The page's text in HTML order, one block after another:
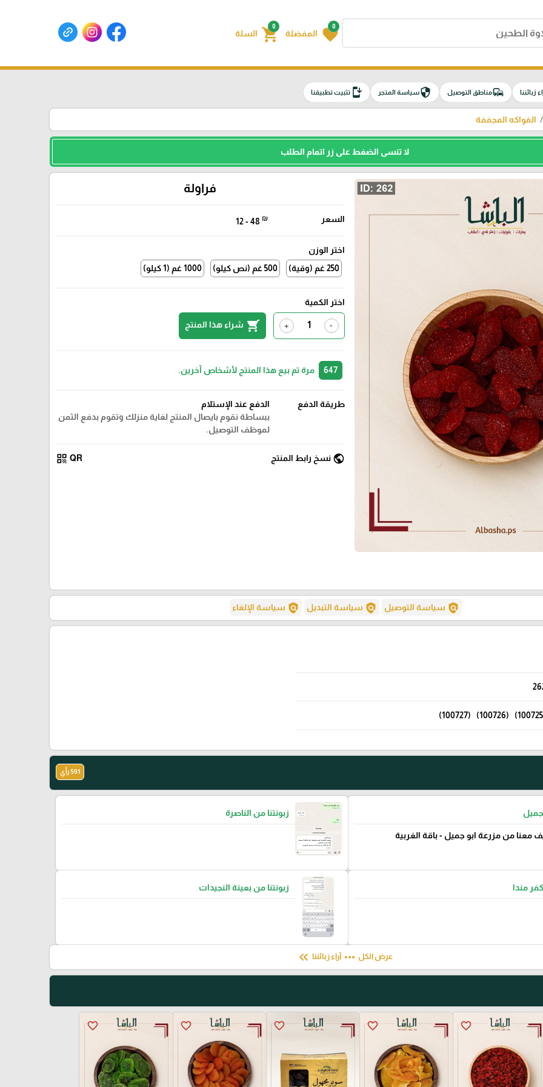
0
favorite المفضلة
0
shopping_cart السلة
زبائننا commuteمناطق التوصيل securityسياسة المتجر install_mobileتثبيت تطبيقنا
الفواكه المجففة
لا تنسى الضغط على زر اتمام الطلب
فراولة
السعر 12 - 48 ₪
اختر الوزن
250 غم (وقية)
500 غم (نص كيلو) 1000 غم (1 كيلو)
اختر الكمية
-
+
shopping_cart شراء هذا المنتج
647 مرة تم بيع هذا المنتج لأشخاص آخرين.
طريقة الدفع
الدفع عند الإستلام
ببساطة نقوم بايصال المنتج لغاية منزلك وتقوم بدفع الثمن
لموظف التوصيل.
public نسخ رابط المنتج QR
qr_code
policy سياسة التوصيل policy سياسة التبديل policy سياسة الإلغاء
591 رأي
معنا من مزرعة ابو جميل - باقة الغربية
زبونتنا من الناصرة
مندا زبونتنا من بعينة النجيدات
عرض الكل more_horiz آراء زبائننا keyboard_double_arrow_left
favorite_border
favorite_border
favorite_border
favorite_border
favorite_border